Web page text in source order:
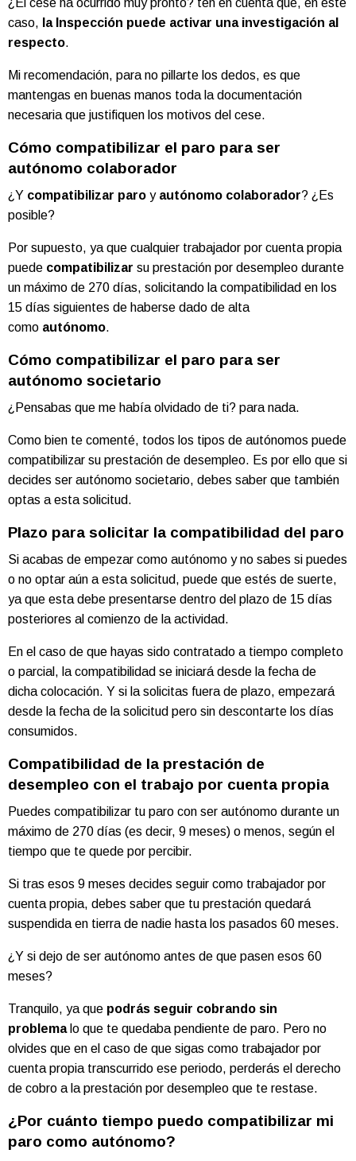
¿El cese ha ocurrido muy pronto? ten en cuenta que, en este
caso, la Inspección puede activar una investigación al
respecto.
Mi recomendación, para no pillarte los dedos, es que
mantengas en buenas manos toda la documentación
necesaria que justifiquen los motivos del cese.
Cómo compatibilizar el paro para ser
autónomo colaborador
¿Y compatibilizar paro y autónomo colaborador? ¿Es
posible?
Por supuesto, ya que cualquier trabajador por cuenta propia
puede compatibilizar su prestación por desempleo durante
un máximo de 270 días, solicitando la compatibilidad en los
15 días siguientes de haberse dado de alta
como autónomo.
Cómo compatibilizar el paro para ser
autónomo societario
¿Pensabas que me había olvidado de ti? para nada.
Como bien te comenté, todos los tipos de autónomos puede
compatibilizar su prestación de desempleo. Es por ello que si
decides ser autónomo societario, debes saber que también
optas a esta solicitud.
Plazo para solicitar la compatibilidad del paro
Si acabas de empezar como autónomo y no sabes si puedes
o no optar aún a esta solicitud, puede que estés de suerte,
ya que esta debe presentarse dentro del plazo de 15 días
posteriores al comienzo de la actividad.
En el caso de que hayas sido contratado a tiempo completo
o parcial, la compatibilidad se iniciará desde la fecha de
dicha colocación. Y si la solicitas fuera de plazo, empezará
desde la fecha de la solicitud pero sin descontarte los días
consumidos.
Compatibilidad de la prestación de
desempleo con el trabajo por cuenta propia
Puedes compatibilizar tu paro con ser autónomo durante un
máximo de 270 días (es decir, 9 meses) o menos, según el
tiempo que te quede por percibir.
Si tras esos 9 meses decides seguir como trabajador por
cuenta propia, debes saber que tu prestación quedará
suspendida en tierra de nadie hasta los pasados 60 meses.
¿Y si dejo de ser autónomo antes de que pasen esos 60
meses?
Tranquilo, ya que podrás seguir cobrando sin
problemalo que te quedaba pendiente de paro. Pero no
olvides que en el caso de que sigas como trabajador por
cuenta propia transcurrido ese periodo, perderás el derecho
de cobro a la prestación por desempleo que te restase.
¿Por cuánto tiempo puedo compatibilizar mi
paro como autónomo?